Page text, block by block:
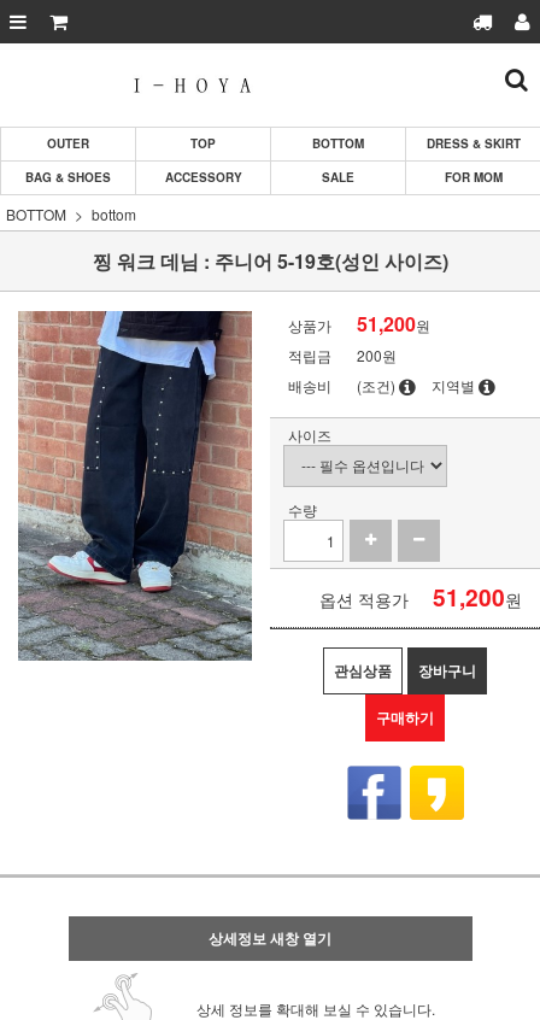
OUTER TOP BOTTOM
DRESS & SKIRT
BAG & SHOES
ACCESSORY SALE FOR MOM
BOTTOM bottom
찡 워크 데님 : 주니어 5-19호(성인 사이즈)
상품가 51,200원
적립금
200원
배송비
(조건) 지역별
사이즈
수량
옵션 적용가 51,200원
관심상품 장바구니
구매하기
상세정보 새창 열기
상세 정보를 확대해 보실 수 있습니다.